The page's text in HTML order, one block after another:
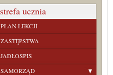
strefa ucznia
PLAN LEKCJI
ZASTĘPSTWA
JADŁOSPIS
SAMORZĄD